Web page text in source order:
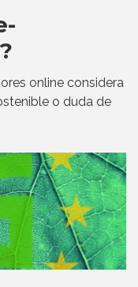
online considera
o duda de